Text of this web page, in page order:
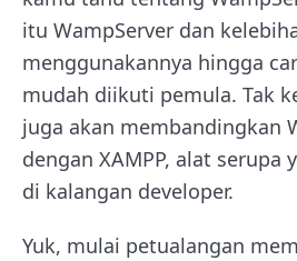
itu WampServer dan
menggunakannya hingga
mudah diikuti pemula. Tak
juga akan membandingkan
dengan XAMPP, alat serupa
di kalangan developer.
Yuk, mulai petualangan